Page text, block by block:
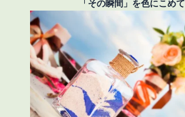
「その瞬間」を色にこめて